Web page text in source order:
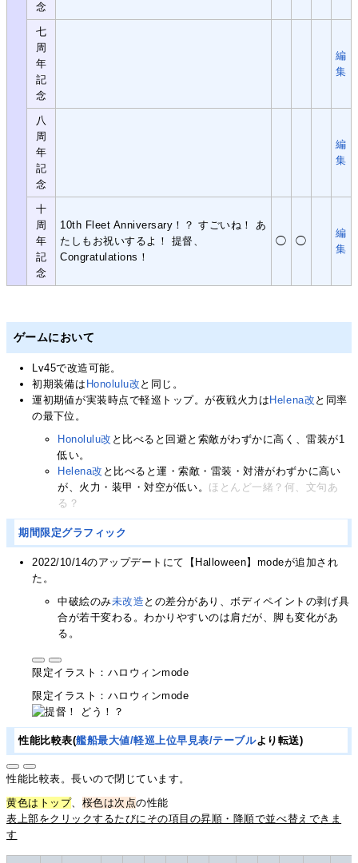
念
七
周
年
記
念
編
集
八
周
年
記
念
編
集
十
周
年
記
念
10th Fleet Anniversary！？ すごいね！ あ
たしもお祝いするよ！ 提督、
Congratulations！
◯ ◯
編
集
ゲームにおいて
Lv45で改造可能。
初期装備は Honolulu改 と同じ。
運初期値が実装時点で軽巡トップ。が夜戦火力は Helena改 と同率
の最下位。
Honolulu改 と比べると回避と索敵がわずかに高く、雷装が1
低い。
Helena改 と比べると運・索敵・雷装・対潜がわずかに高い
が、火力・装甲・対空が低い。 ほとんど一緒？何、文句あ
る？
期間限定グラフィック
2022/10/14のアップデートにて【Halloween】modeが追加され
た。
中破絵のみ未改造 との差分があり、ボディペイントの剥げ具
合が若干変わる。わかりやすいのは肩だが、脚も変化があ
る。
限定イラスト：ハロウィンmode
限定イラスト：ハロウィンmode
性能比較表(艦船最大値/軽巡上位早見表/テーブルより転送)
性能比較表。長いので閉じています。
黄色はトップ、 桜色は次点の性能
表上部をクリックするたびにその項目の昇順・降順で並べ替えできま
す